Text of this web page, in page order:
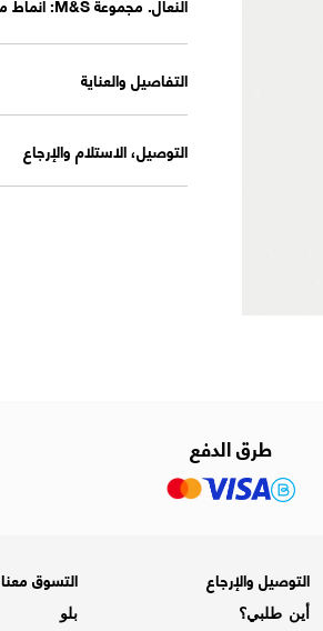
التفاصيل والعناية
التوصيل، الاستلام والإرجاع
طرق الدفع
التوصيل والإرجاع
أين طلبي؟
التسوق معنا
بلو